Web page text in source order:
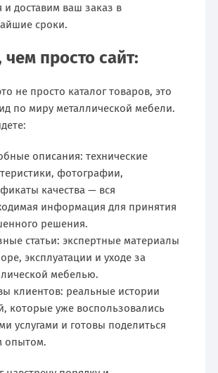
и доставим ваш заказ в
сроки.
просто сайт:
не просто каталог товаров, это
по миру металлической мебели.
описания: технические
фотографии,
качества — вся
информация для принятия
решения.
статьи: экспертные материалы
эксплуатации и уходе за
мебелью.
клиентов: реальные истории
которые уже воспользовались
услугами и готовы поделиться
опытом.